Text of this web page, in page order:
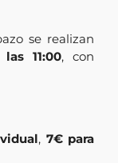
se realizan
11:00, con
, 7€ para